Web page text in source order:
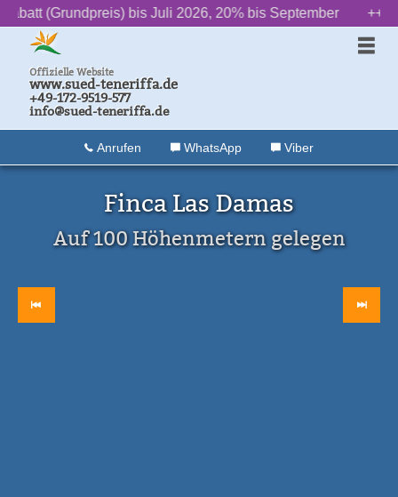
bis Juli 2026, 20% bis September‌ ‌ ‌ ‌ ‌ ‌ ++ ‌ ‌ ‌ ‌ ‌ ‌ 2»
Offizielle Website
www.sued-teneriffa.de
+49-172-9519-577
info@sued-teneriffa.de
Anrufen WhatsApp Viber
Finca Las Damas
Auf 100 Höhenmetern gelegen